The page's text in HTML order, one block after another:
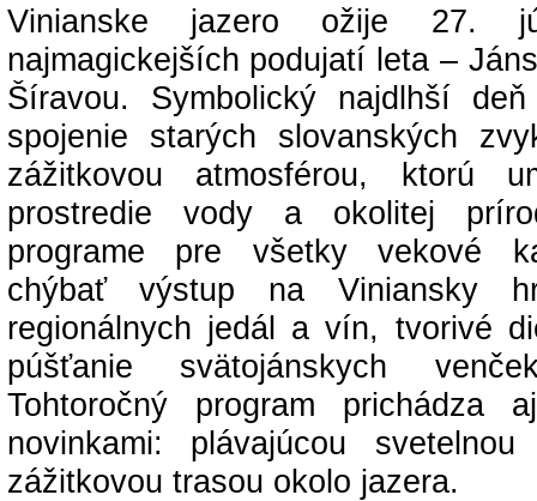
Vinianske jazero ožije 27.
najmagickejších podujatí leta –
Šíravou. Symbolický najdlhší
spojenie starých slovanských
zážitkovou atmosférou, ktorú
prostredie vody a okolitej
programe pre všetky vekové
chýbať výstup na Viniansky
regionálnych jedál a vín, tvorivé
púšťanie svätojánskych
Tohtoročný program prichádza
novinkami: plávajúcou
zážitkovou trasou okolo jazera.